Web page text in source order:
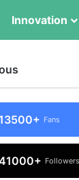
Innovation
Fans
Followers